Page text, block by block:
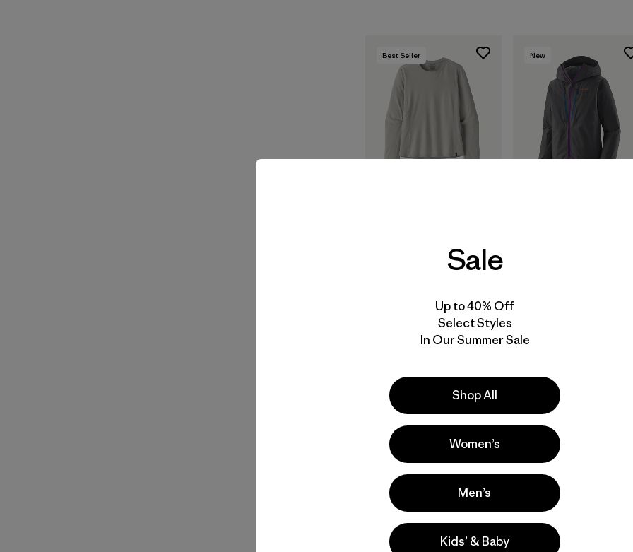
Best Seller New
M's Capilene® Cool
Sun Hoody - Peak
Visions
$ 99
M's Long-Sleeved
Capilene® Cool Sun
Shirt - Peak Visions
Sale
Up to 40% Off
Select Styles
In Our Summer Sale
Shop All
Women’s
Men’s
Kids’ & Baby